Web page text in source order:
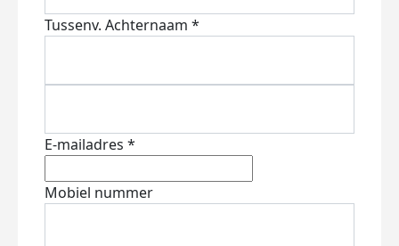
Tussenv. Achternaam *
E-mailadres *
Mobiel nummer